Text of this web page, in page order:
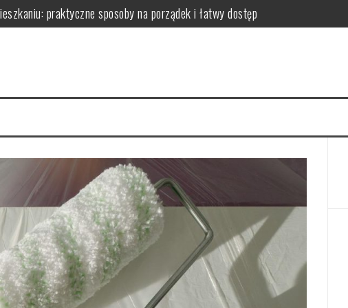
praktyczne sposoby na porządek i łatwy dostęp
wybrać i zamontować funkcjonalną przegrodę ze szkła hartowanego
dodają przestrzeni, a kiedy mogą przeszkadzać?
– praktyczne porady wyboru, montażu i aranżacji przestrzeni